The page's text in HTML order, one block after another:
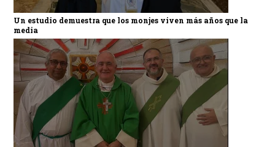
Un estudio demuestra que los monjes viven más años que la
media